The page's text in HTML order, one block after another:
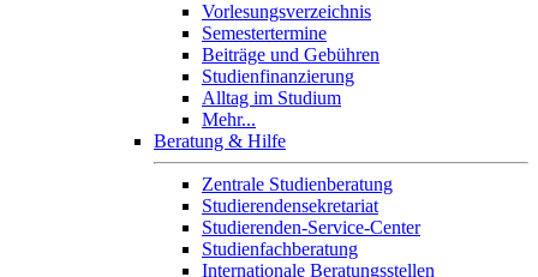
Vorlesungsverzeichnis
Semestertermine
Beiträge und Gebühren
Studienfinanzierung
Alltag im Studium
Mehr...
Beratung & Hilfe
Zentrale Studienberatung
Studierendensekretariat
Studierenden-Service-Center
Studienfachberatung
Internationale Beratungsstellen